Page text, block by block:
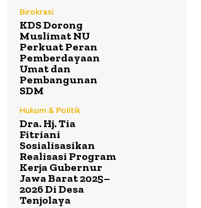
Birokrasi
KDS Dorong
Muslimat NU
Perkuat Peran
Pemberdayaan
Umat dan
Pembangunan
SDM
Hukum & Politik
Dra. Hj. Tia
Fitriani
Sosialisasikan
Realisasi Program
Kerja Gubernur
Jawa Barat 2025–
2026 Di Desa
Tenjolaya